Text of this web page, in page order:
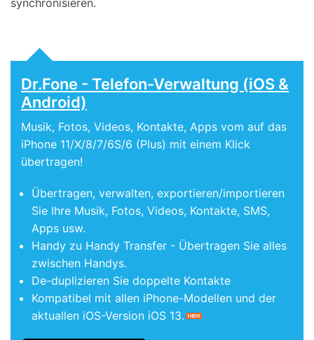
synchronisieren.
Dr.Fone - Telefon-Verwaltung (iOS &
Android)
Musik, Fotos, Videos, Kontakte, Apps vom auf das
iPhone 11/X/8/7/6S/6 (Plus) mit einem Klick
übertragen!
Übertragen, verwalten, exportieren/importieren
Sie Ihre Musik, Fotos, Videos, Kontakte, SMS,
Apps usw.
Handy zu Handy Transfer - Übertragen Sie alles
zwischen Handys.
De-duplizieren Sie doppelte Kontakte
Kompatibel mit allen iPhone-Modellen und der
aktuallen iOS-Version iOS 13.